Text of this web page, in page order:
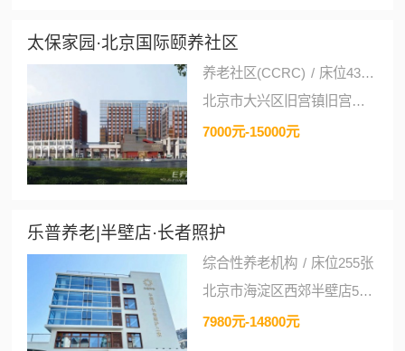
太保家园·北京国际颐养社区
养老社区(CCRC) / 床位430张
北京市大兴区旧宫镇旧宫东西大街太保家园北京国际颐养社区
7000元-15000元
乐普养老|半壁店·长者照护
综合性养老机构 / 床位255张
北京市海淀区西郊半壁店59号院
7980元-14800元